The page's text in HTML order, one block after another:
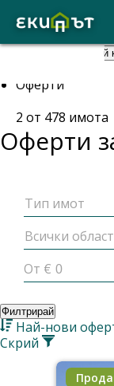
Скрий
Оферти
2 от 478 имота
Оферти
Тип имот
Всички
От €
Филтрирай
Най-нови
Скрий